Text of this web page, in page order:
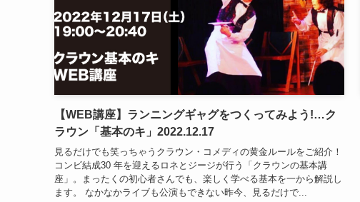
【WEB講座】ランニングギャグをつくってみよう!…ク
ラウン「基本のキ」2022.12.17
見るだけでも笑っちゃうクラウン・コメディの黄金ルールをご紹介！
コンビ結成30 年を迎えるロネとジージが行う「クラウンの基本講
座」。まったくの初心者さんでも、楽しく学べる基本を一から解説し
ます。 なかなかライブも公演もできない昨今、見るだけで...